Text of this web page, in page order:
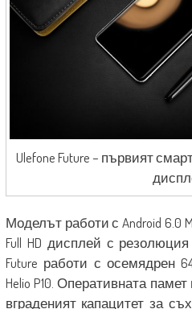
Ulefone Future – първият
Моделът работи с Android 6.0
Full HD дисплей с резолюция
Future работи с осемядрен
Helio P10. Оперативната
вграденият капацитет за